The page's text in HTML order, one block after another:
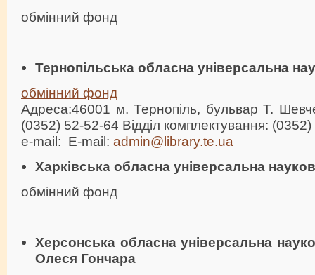
обмінний фонд
Тернопільська обласна універсальна
обмінний фонд
Адреса:46001 м. Тернопіль, бульвар Т.
(0352) 52-52-64 Відділ комплектування:
e-mail: E-mail: admin@library.te.ua
Харківська обласна універсальна
обмінний фонд
Херсонська обласна універсальна
Олеся Гончара